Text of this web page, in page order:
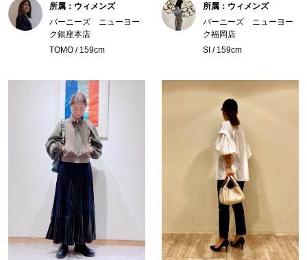
所属：ウィメンズ
バーニーズ ニューヨー
ク銀座本店
TOMO / 159cm
所属：ウィメンズ
バーニーズ ニューヨー
ク福岡店
SI / 159cm